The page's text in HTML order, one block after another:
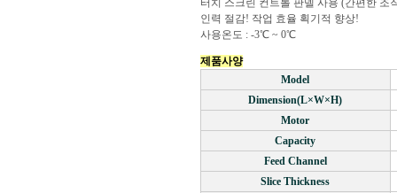
터치 스크린 컨트롤 판넬 사용 (간편한 조
인력 절감! 작업 효율 획기적 향상!
사용온도 : -3℃ ~ 0℃
제품사양
Model
Dimension(L×W×H)
Motor
Capacity
Feed Channel
Slice Thickness